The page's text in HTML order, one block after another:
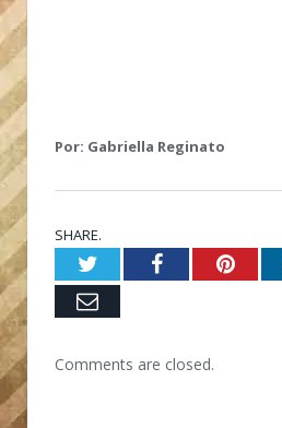
Por: Gabriella Reginato
SHARE.
TwitterFacebook
Email
Comments are closed.